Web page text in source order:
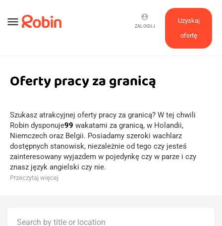
menu
Uzyskaj
ofertę
account_circle
ZALOGUJ
Oferty pracy za granicą
Szukasz atrakcyjnej oferty pracy za granicą? W tej chwili
Robin dysponuje99 wakatami za granicą, w Holandii,
Niemczech oraz Belgii. Posiadamy szeroki wachlarz
dostępnych stanowisk, niezależnie od tego czy jesteś
zainteresowany wyjazdem w pojedynkę czy w parze i czy
znasz język angielski czy nie.
Przeczytaj więcej